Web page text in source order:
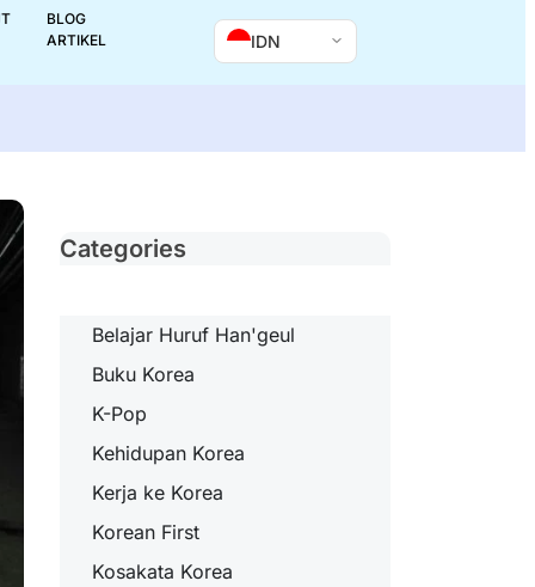
BLOG
ARTIKEL
IDN
Categories
Belajar Huruf Han'geul
Buku Korea
K-Pop
Kehidupan Korea
Kerja ke Korea
Korean First
Kosakata Korea